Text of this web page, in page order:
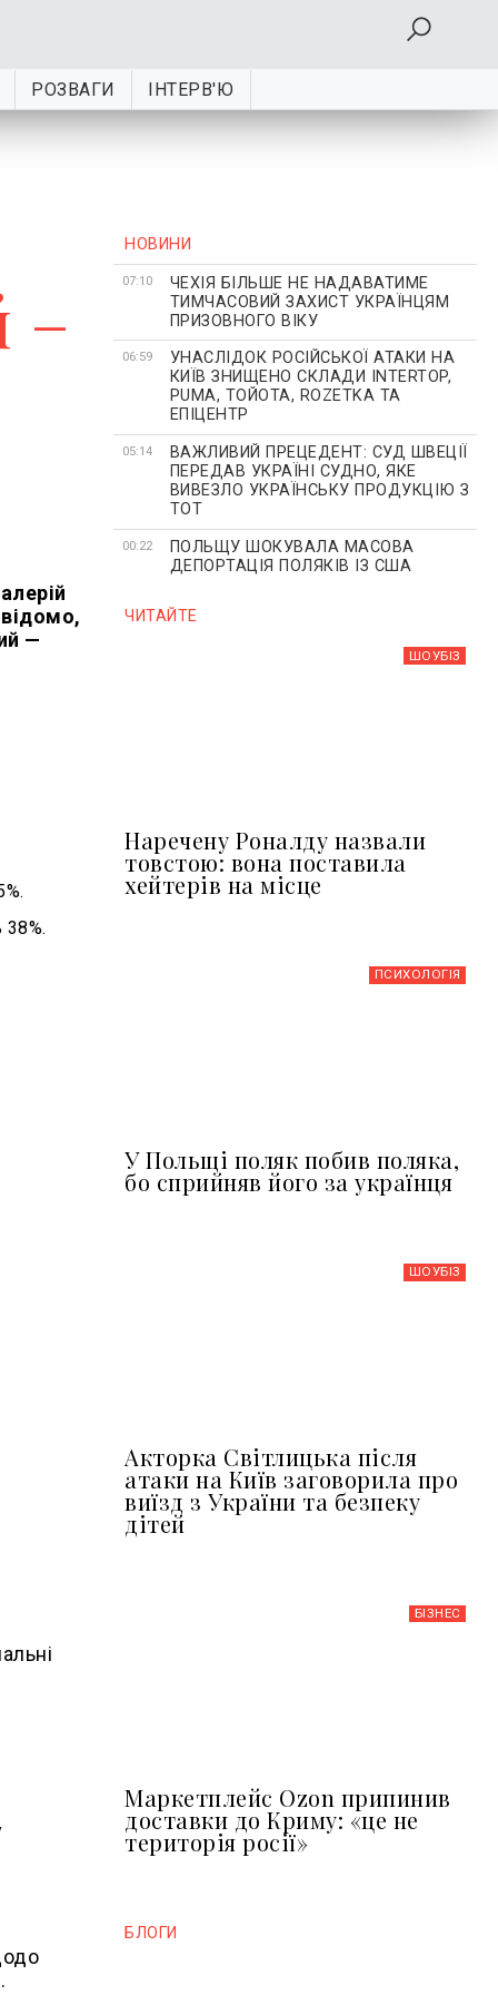
РОЗВАГИ ІНТЕРВ'Ю
–
—
НОВИНИ
07:10
ЧЕХІЯ БІЛЬШЕ НЕ НАДАВАТИМЕ
ТИМЧАСОВИЙ ЗАХИСТ УКРАЇНЦЯМ
ПРИЗОВНОГО ВІКУ
06:59
УНАСЛІДОК РОСІЙСЬКОЇ АТАКИ НА
КИЇВ ЗНИЩЕНО СКЛАДИ INTERTOP,
PUMA, ТОЙОТА, ROZETKA ТА
ЕПІЦЕНТР
05:14
ВАЖЛИВИЙ ПРЕЦЕДЕНТ: СУД ШВЕЦІЇ
ПЕРЕДАВ УКРАЇНІ СУДНО, ЯКЕ
ВИВЕЗЛО УКРАЇНСЬКУ ПРОДУКЦІЮ З
ТОТ
00:22
ПОЛЬЩУ ШОКУВАЛА МАСОВА
ДЕПОРТАЦІЯ ПОЛЯКІВ ІЗ США
ЧИТАЙТЕ
ШОУБIЗ
Наречену Роналду назвали
товстою: вона поставила
хейтерів на місце
ПСИХОЛОГІЯ
У Польщі поляк побив поляка,
бо сприйняв його за українця
ШОУБIЗ
Акторка Світлицька після
атаки на Київ заговорила про
виїзд з України та безпеку
дітей
БІЗНЕС
Маркетплейс Ozon припинив
доставки до Криму: «це не
територія росії»
БЛОГИ